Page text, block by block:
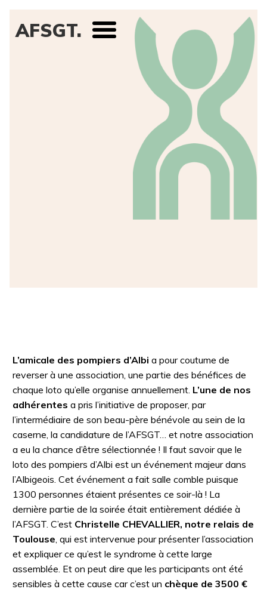
AFSGT.
L’amicale des pompiers d’Albi a pour coutume de
reverser à une association, une partie des bénéfices de
chaque loto qu’elle organise annuellement. L’une de nos
adhérentes a pris l’initiative de proposer, par
l’intermédiaire de son beau-père bénévole au sein de la
caserne, la candidature de l’AFSGT… et notre association
a eu la chance d’être sélectionnée ! Il faut savoir que le
loto des pompiers d’Albi est un événement majeur dans
l’Albigeois. Cet événement a fait salle comble puisque
1300 personnes étaient présentes ce soir-là ! La
dernière partie de la soirée était entièrement dédiée à
l’AFSGT. C’est Christelle CHEVALLIER, notre relais de
Toulouse, qui est intervenue pour présenter l’association
et expliquer ce qu’est le syndrome à cette large
assemblée. Et on peut dire que les participants ont été
sensibles à cette cause car c’est un chèque de 3500 €